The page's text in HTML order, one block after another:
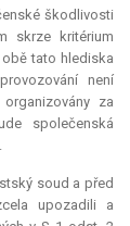
škodlivosti
skrze kritérium
tato hlediska
není
za
společenská
soud a před
upozadili a